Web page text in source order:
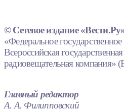
© Сетевое издание
«Федеральное
Всероссийская
радиовещательная компания»
Главный редактор
А. А. Филипповский